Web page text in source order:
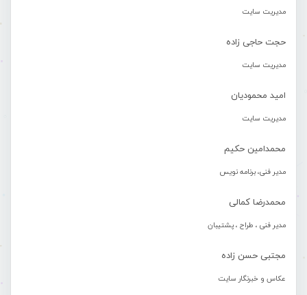
مدیریت سایت
حجت حاجی زاده
مدیریت سایت
امید محمودیان
مدیریت سایت
محمدامین حکیم
مدیر فنی، برنامه نویس
محمدرضا کمالی
مدیر فنی ، طراح ، پشتیبان
مجتبی حسن زاده
عکاس و خبرنگار سایت